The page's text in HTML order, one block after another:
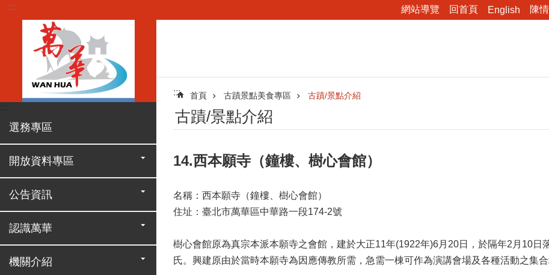
跳到主要內容區塊
::: 網站導覽 回首頁 English 陳
選務專區
開放資料專區
公告資訊
認識萬華
機關介紹
::: 首頁 古蹟景點美食專區 古蹟/景點介紹
古蹟/景點介紹
14.西本願寺（鐘樓、樹心會館）
名稱：西本願寺（鐘樓、樹心會館）
住址：臺北市萬華區中華路一段174-2號
樹心會館原為真宗本派本願寺之會館，建於大正11年(1922年)6月20日，於隔年2月10
氏。興建原由於當時本願寺為因應傳教所需，急需一棟可作為演講會場及各種活動之集